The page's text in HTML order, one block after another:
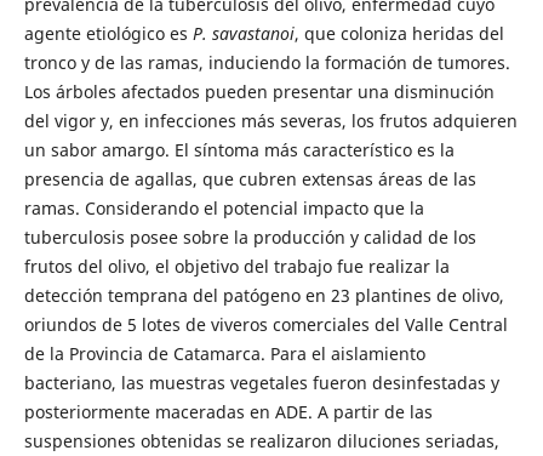
agente etiológico es P. savastanoi, que coloniza heridas del
tronco y de las ramas, induciendo la formación de tumores.
Los árboles afectados pueden presentar una disminución
del vigor y, en infecciones más severas, los frutos adquieren
un sabor amargo. El síntoma más característico es la
presencia de agallas, que cubren extensas áreas de las
ramas. Considerando el potencial impacto que la
tuberculosis posee sobre la producción y calidad de los
frutos del olivo, el objetivo del trabajo fue realizar la
detección temprana del patógeno en 23 plantines de olivo,
oriundos de 5 lotes de viveros comerciales del Valle Central
de la Provincia de Catamarca. Para el aislamiento
bacteriano, las muestras vegetales fueron desinfestadas y
posteriormente maceradas en ADE. A partir de las
suspensiones obtenidas se realizaron diluciones seriadas,